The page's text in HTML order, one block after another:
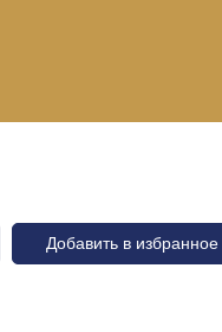
Добавить в избранное